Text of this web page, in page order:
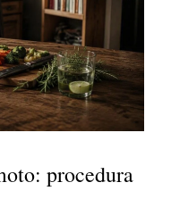
procedura